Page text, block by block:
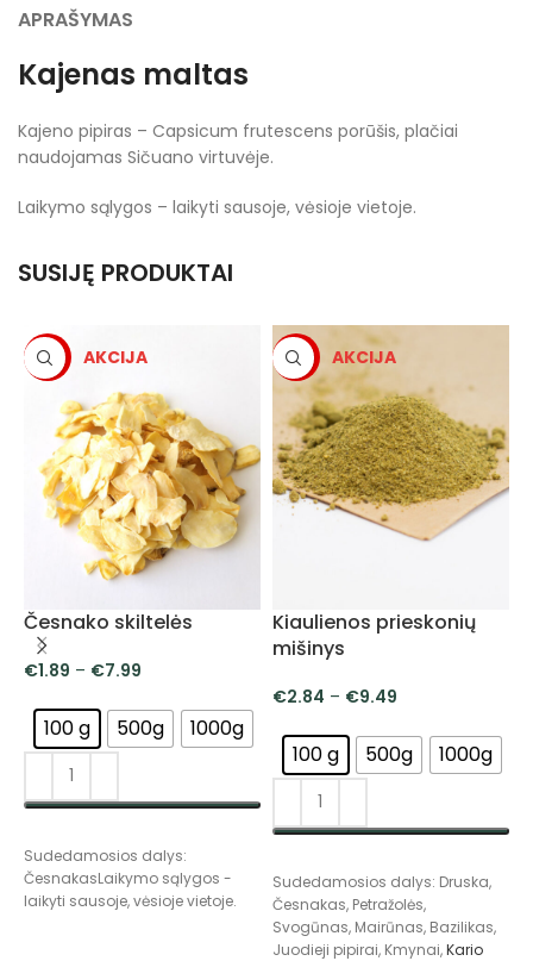
APRAŠYMAS
Kajenas maltas
Kajeno pipiras – Capsicum frutescens porūšis, plačiai
naudojamas Sičuano virtuvėje.
Laikymo sąlygos – laikyti sausoje, vėsioje vietoje.
SUSIJĘ PRODUKTAI
-5%
Česnako skiltelės
€1.89 – €7.99
100 g 500g 1000g
Sudedamosios dalys:
ČesnakasLaikymo sąlygos -
laikyti sausoje, vėsioje vietoje.
-5%
Kiaulienos prieskonių
mišinys
€2.84 – €9.49
100 g 500g 1000g
Sudedamosios dalys: Druska,
Česnakas, Petražolės,
Svogūnas, Mairūnas, Bazilikas,
Juodieji pipirai, Kmynai,Kario